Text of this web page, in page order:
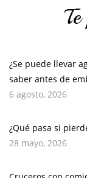
¿Se puede llevar
saber antes de
6 agosto, 2026
¿Qué pasa si
28 mayo, 2026